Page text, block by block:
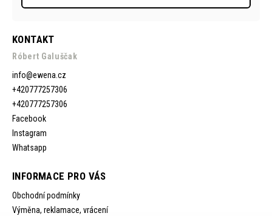
KONTAKT
Róbert Galuščak
info@ewena.cz
+420777257306
+420777257306
Facebook
Instagram
Whatsapp
INFORMACE PRO VÁS
Obchodní podmínky
Výměna, reklamace, vrácení